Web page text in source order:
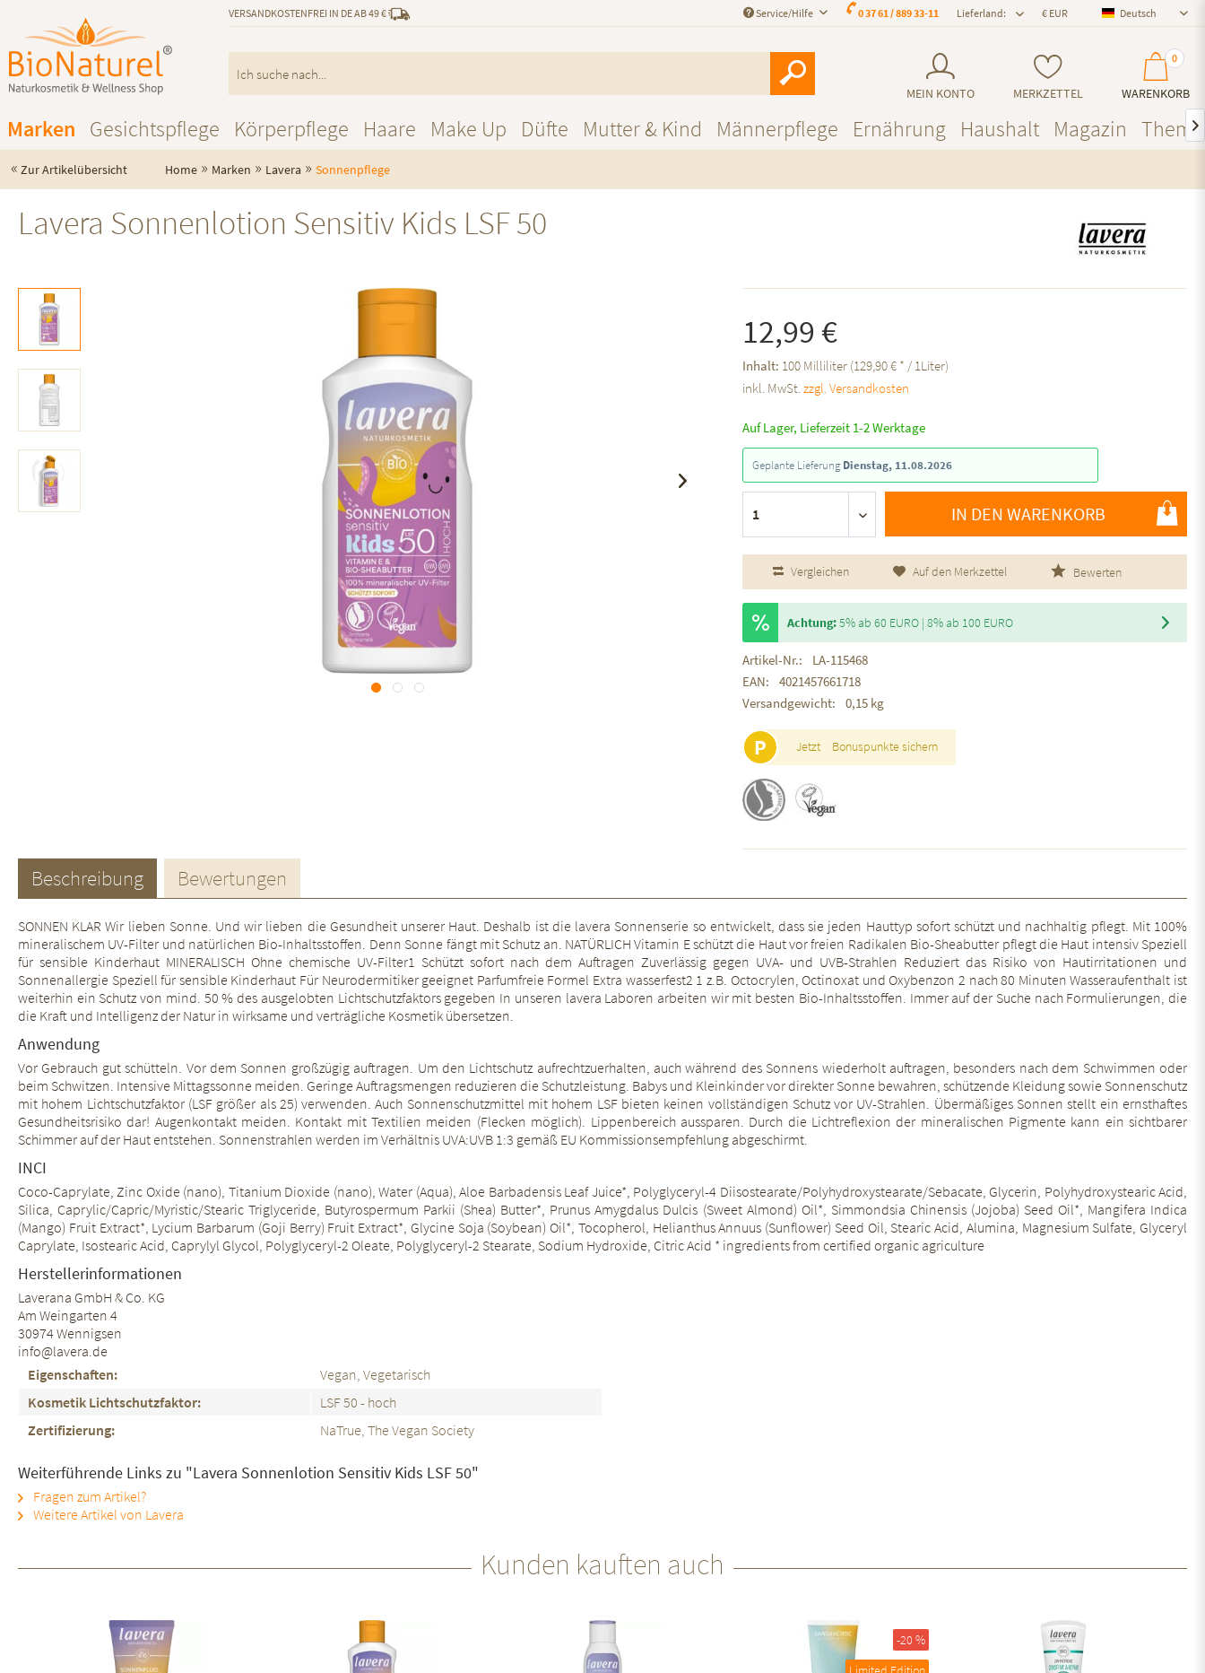
VERSANDKOSTENFREI IN DE AB 49 € Deutsch
Deutsch
Lieferland:
0 37 61 / 889 33-11
Service/Hilfe
MEIN KONTO MERKZETTEL
0
WARENKORB
Marken Gesichtspflege Körperpflege Haare Make Up Düfte Mutter & Kind Männerpflege Ernährung Haushalt Magazin 
« Zur Artikelübersicht Home » Marken » Lavera » Sonnenpflege
Lavera Sonnenlotion Sensitiv Kids LSF 50
12,99 €
Inhalt: 100 Milliliter (129,90 € * / 1Liter)
inkl. MwSt.zzgl. Versandkosten
Auf Lager, Lieferzeit 1-2 Werktage
Geplante Lieferung Dienstag, 11.08.2026
IN DEN WARENKORB
Vergleichen Auf den Merkzettel Bewerten
Achtung:5% ab 60 EURO | 8% ab 100 EURO
Artikel-Nr.:
LA-115468
EAN:
4021457661718
Versandgewicht:
0,15 kg
P Jetzt Bonuspunkte sichern
Beschreibung Bewertungen
SONNEN KLAR Wir lieben Sonne. Und wir lieben die Gesundheit unserer Haut. Deshalb ist die lavera Sonnenserie so entwickelt, dass sie jeden Hauttyp sofort schützt und nachhaltig pflegt. Mit 100%
mineralischem UV-Filter und natürlichen Bio-Inhaltsstoffen. Denn Sonne fängt mit Schutz an. NATÜRLICH Vitamin E schützt die Haut vor freien Radikalen Bio-Sheabutter pflegt die Haut intensiv Speziell
für sensible Kinderhaut MINERALISCH Ohne chemische UV-Filter1 Schützt sofort nach dem Auftragen Zuverlässig gegen UVA- und UVB-Strahlen Reduziert das Risiko von Hautirritationen und
Sonnenallergie Speziell für sensible Kinderhaut Für Neurodermitiker geeignet Parfumfreie Formel Extra wasserfest2 1 z.B. Octocrylen, Octinoxat und Oxybenzon 2 nach 80 Minuten Wasseraufenthalt ist
weiterhin ein Schutz von mind. 50 % des ausgelobten Lichtschutzfaktors gegeben In unseren lavera Laboren arbeiten wir mit besten Bio-Inhaltsstoffen. Immer auf der Suche nach Formulierungen, die
die Kraft und Intelligenz der Natur in wirksame und verträgliche Kosmetik übersetzen.
Anwendung
Vor Gebrauch gut schütteln. Vor dem Sonnen großzügig auftragen. Um den Lichtschutz aufrechtzuerhalten, auch während des Sonnens wiederholt auftragen, besonders nach dem Schwimmen oder
beim Schwitzen. Intensive Mittagssonne meiden. Geringe Auftragsmengen reduzieren die Schutzleistung. Babys und Kleinkinder vor direkter Sonne bewahren, schützende Kleidung sowie Sonnenschutz
mit hohem Lichtschutzfaktor (LSF größer als 25) verwenden. Auch Sonnenschutzmittel mit hohem LSF bieten keinen vollständigen Schutz vor UV-Strahlen. Übermäßiges Sonnen stellt ein ernsthaftes
Gesundheitsrisiko dar! Augenkontakt meiden. Kontakt mit Textilien meiden (Flecken möglich). Lippenbereich aussparen. Durch die Lichtreflexion der mineralischen Pigmente kann ein sichtbarer
Schimmer auf der Haut entstehen. Sonnenstrahlen werden im Verhältnis UVA:UVB 1:3 gemäß EU Kommissionsempfehlung abgeschirmt.
INCI
Coco-Caprylate, Zinc Oxide (nano), Titanium Dioxide (nano), Water (Aqua), Aloe Barbadensis Leaf Juice*, Polyglyceryl-4 Diisostearate/Polyhydroxystearate/Sebacate, Glycerin, Polyhydroxystearic Acid,
Silica, Caprylic/Capric/Myristic/Stearic Triglyceride, Butyrospermum Parkii (Shea) Butter*, Prunus Amygdalus Dulcis (Sweet Almond) Oil*, Simmondsia Chinensis (Jojoba) Seed Oil*, Mangifera Indica
(Mango) Fruit Extract*, Lycium Barbarum (Goji Berry) Fruit Extract*, Glycine Soja (Soybean) Oil*, Tocopherol, Helianthus Annuus (Sunflower) Seed Oil, Stearic Acid, Alumina, Magnesium Sulfate, Glyceryl
Caprylate, Isostearic Acid, Caprylyl Glycol, Polyglyceryl-2 Oleate, Polyglyceryl-2 Stearate, Sodium Hydroxide, Citric Acid * ingredients from certified organic agriculture
Herstellerinformationen
Laverana GmbH & Co. KG
Am Weingarten 4
30974 Wennigsen
info@lavera.de
Eigenschaften:
Vegan, Vegetarisch
Kosmetik Lichtschutzfaktor:
LSF 50 - hoch
Zertifizierung:
NaTrue, The Vegan Society
Weiterführende Links zu "Lavera Sonnenlotion Sensitiv Kids LSF 50"
Fragen zum Artikel?
Weitere Artikel von Lavera
Kunden kauften auch
-20 %